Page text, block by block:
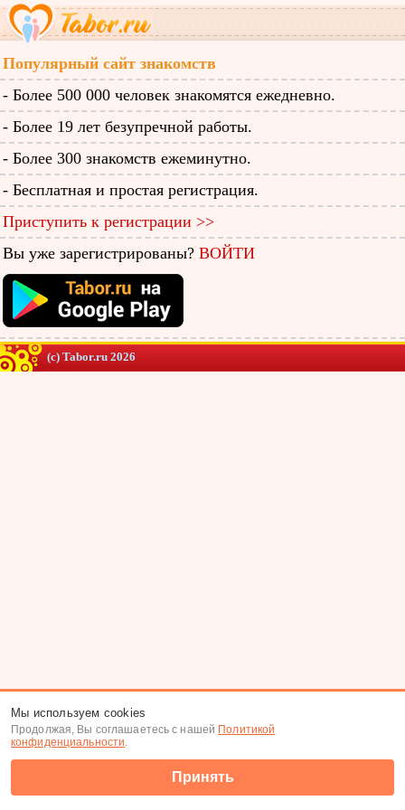
Популярный сайт знакомств
- Более 500 000 человек знакомятся ежедневно.
- Более 19 лет безупречной работы.
- Более 300 знакомств ежеминутно.
- Бесплатная и простая регистрация.
Приступить к регистрации >>
Вы уже зарегистрированы? ВОЙТИ
(c) Tabor.ru 2026
Мы используем cookies
Продолжая, Вы соглашаетесь с нашей Политикой
конфиденциальности.
Принять